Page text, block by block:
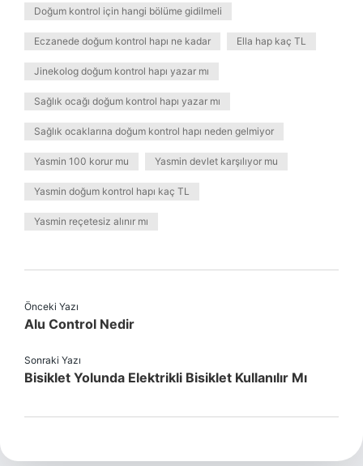
Doğum kontrol için hangi bölüme gidilmeli
Eczanede doğum kontrol hapı ne kadar Ella hap kaç TL
Jinekolog doğum kontrol hapı yazar mı
Sağlık ocağı doğum kontrol hapı yazar mı
Sağlık ocaklarına doğum kontrol hapı neden gelmiyor
Yasmin 100 korur mu Yasmin devlet karşılıyor mu
Yasmin doğum kontrol hapı kaç TL
Yasmin reçetesiz alınır mı
Önceki Yazı
Alu Control Nedir
Sonraki Yazı
Bisiklet Yolunda Elektrikli Bisiklet Kullanılır Mı